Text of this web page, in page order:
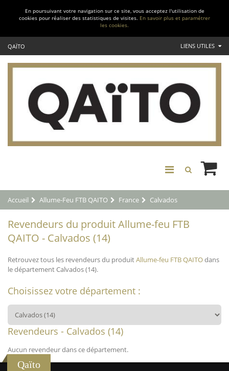
En poursuivant votre navigation sur ce site, vous acceptez l'utilisation de
cookies pour réaliser des statistiques de visites. En savoir plus et paramétrer
les cookies.
QAÏTO LIENS UTILES
Accueil Allume-Feu FTB QAITO France Calvados
Revendeurs du produit Allume-feu FTB
QAITO - Calvados (14)
Retrouvez tous les revendeurs du produitAllume-feu FTB QAITOdans
le département Calvados (14).
Choisissez votre département :
Revendeurs - Calvados (14)
Aucun revendeur dans ce département.
Qaïto